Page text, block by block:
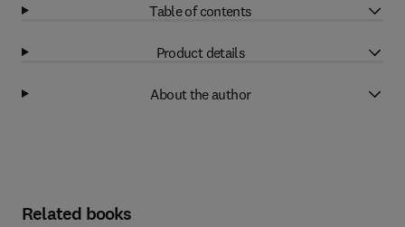
Table of contents
Product details
About the author
Related books